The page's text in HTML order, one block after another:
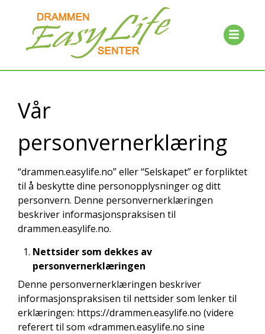
Vår
personvernerklæring
“drammen.easylife.no” eller “Selskapet” er forpliktet
til å beskytte dine personopplysninger og ditt
personvern. Denne personvernerklæringen
beskriver informasjonspraksisen til
drammen.easylife.no.
Nettsider som dekkes av
personvernerklæringen
Denne personvernerklæringen beskriver
informasjonspraksisen til nettsider som lenker til
erklæringen: https://drammen.easylife.no (videre
referert til som «drammen.easylife.no sine